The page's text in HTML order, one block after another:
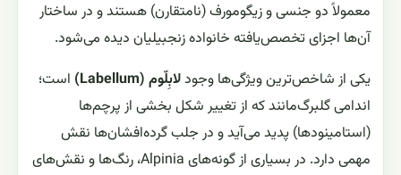
معمولاً دو جنسی و زیگومورف (نامتقارن) هستند و در ساختار
آن‌ها اجزای تخصص‌یافته خانواده زنجبیلیان دیده می‌شود.
یکی از شاخص‌ترین ویژگی‌ها وجودلابِلّوم (Labellum)
است؛
اندامی گلبرگ‌مانند که از تغییر شکل بخشی از پرچم‌ها
(استامینودها) پدید می‌آید و در جلب گرده‌افشان‌ها نقش
مهمی دارد. در بسیاری از گونه‌های Alpinia، رنگ‌ها و نقش‌های